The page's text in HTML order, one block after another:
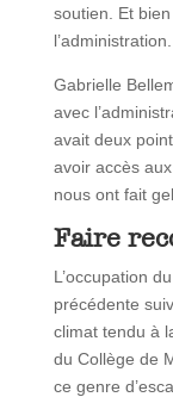
soutien. Et
l’administration.
Gabrielle
avec
avait deux
avoir accès
nous ont fait
Faire
L’occupation
précédente
climat tendu à
du Collège de
ce genre